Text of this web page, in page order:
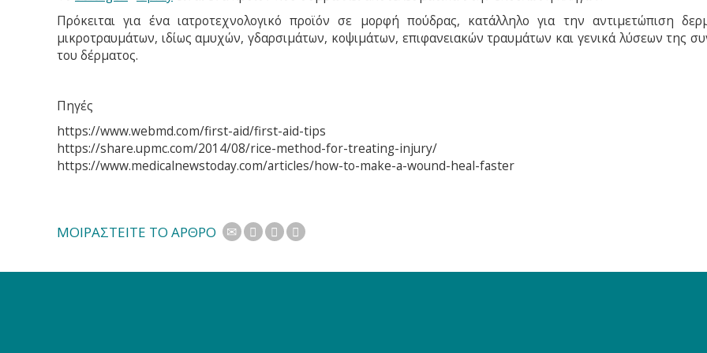
Πρόκειται για ένα ιατροτεχνολογικό προϊόν σε μορφή πούδρας, κατάλληλο για την αντιμετώπιση
μικροτραυμάτων, ιδίως αμυχών, γδαρσιμάτων, κοψιμάτων, επιφανειακών τραυμάτων και γενικά λύσεων της
του δέρματος.
Πηγές
https://www.webmd.com/first-aid/first-aid-tips
https://share.upmc.com/2014/08/rice-method-for-treating-injury/
https://www.medicalnewstoday.com/articles/how-to-make-a-wound-heal-faster
ΜΟΙΡΑΣΤΕΙΤΕ ΤΟ ΑΡΘΡΟ